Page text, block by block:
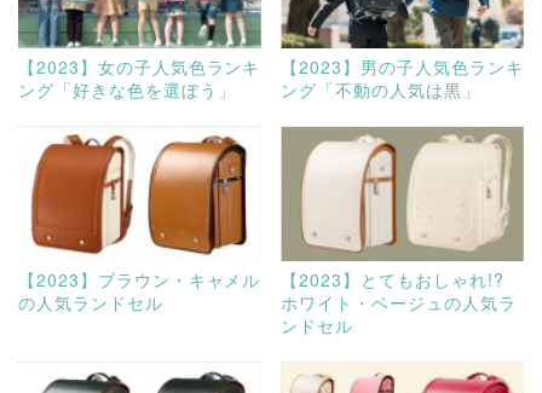
【2023】女の子人気色ランキ
ング「好きな色を選ぼう」
【2023】男の子人気色ランキ
ング「不動の人気は黒」
【2023】ブラウン・キャメル
の人気ランドセル
【2023】とてもおしゃれ!?
ホワイト・ベージュの人気ラ
ンドセル